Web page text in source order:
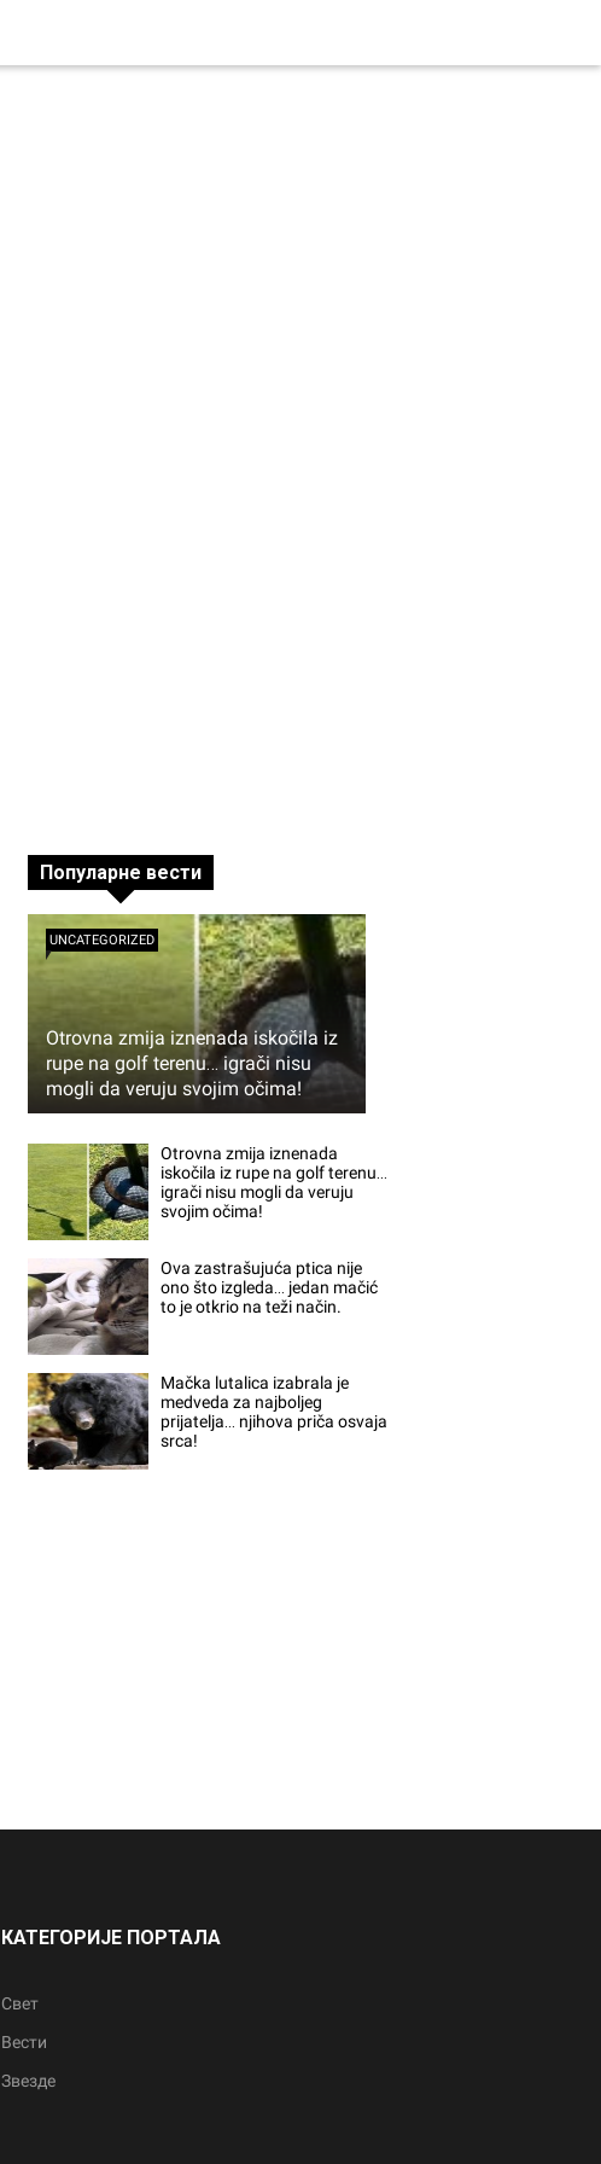
Популарне вести
Otrovna zmija iznenada iskočila iz
rupe na golf terenu… igrači nisu
mogli da veruju svojim očima!
UNCATEGORIZED
Otrovna zmija iznenada
iskočila iz rupe na golf terenu…
igrači nisu mogli da veruju
svojim očima!
Ova zastrašujuća ptica nije
ono što izgleda… jedan mačić
to je otkrio na teži način.
Mačka lutalica izabrala je
medveda za najboljeg
prijatelja… njihova priča osvaja
srca!
КАТЕГОРИЈЕ ПОРТАЛА
Свет
Вести
Звезде